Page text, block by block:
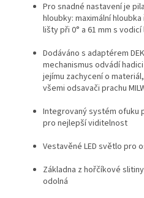
Pro snadné nastavení je
hloubky: maximální
lišty při 0° a 61 mm s
Dodáváno s adaptérem
mechanismus odvádí
jejímu zachycení o
všemi odsavači prachu
Integrovaný systém ofuku
pro nejlepší viditelnost
Vestavěné LED světlo pro
Základna z hořčíkové
odolná